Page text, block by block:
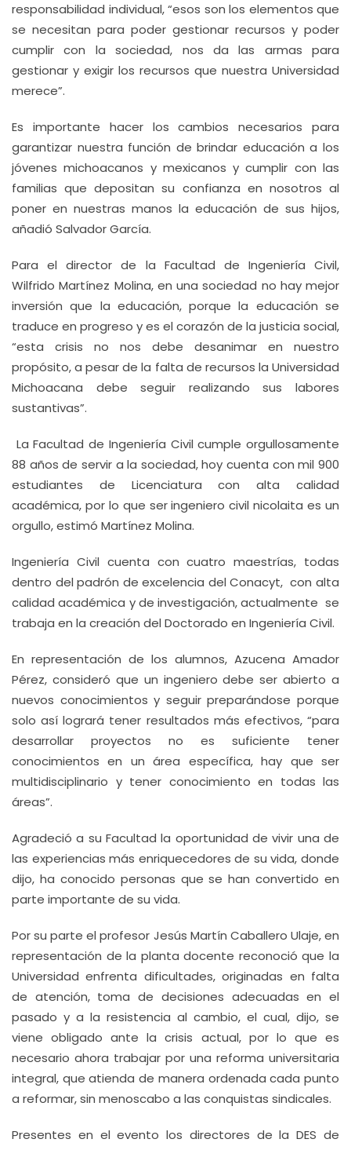
responsabilidad individual, “esos son los elementos que
se necesitan para poder gestionar recursos y poder
cumplir con la sociedad, nos da las armas para
gestionar y exigir los recursos que nuestra Universidad
merece”.
Es importante hacer los cambios necesarios para
garantizar nuestra función de brindar educación a los
jóvenes michoacanos y mexicanos y cumplir con las
familias que depositan su confianza en nosotros al
poner en nuestras manos la educación de sus hijos,
añadió Salvador García.
Para el director de la Facultad de Ingeniería Civil,
Wilfrido Martínez Molina, en una sociedad no hay mejor
inversión que la educación, porque la educación se
traduce en progreso y es el corazón de la justicia social,
“esta crisis no nos debe desanimar en nuestro
propósito, a pesar de la falta de recursos la Universidad
Michoacana debe seguir realizando sus labores
sustantivas”.
La Facultad de Ingeniería Civil cumple orgullosamente
88 años de servir a la sociedad, hoy cuenta con mil 900
estudiantes de Licenciatura con alta calidad
académica, por lo que ser ingeniero civil nicolaita es un
orgullo, estimó Martínez Molina.
Ingeniería Civil cuenta con cuatro maestrías, todas
dentro del padrón de excelencia del Conacyt, con alta
calidad académica y de investigación, actualmente se
trabaja en la creación del Doctorado en Ingeniería Civil.
En representación de los alumnos, Azucena Amador
Pérez, consideró que un ingeniero debe ser abierto a
nuevos conocimientos y seguir preparándose porque
solo así logrará tener resultados más efectivos, “para
desarrollar proyectos no es suficiente tener
conocimientos en un área específica, hay que ser
multidisciplinario y tener conocimiento en todas las
áreas”.
Agradeció a su Facultad la oportunidad de vivir una de
las experiencias más enriquecedores de su vida, donde
dijo, ha conocido personas que se han convertido en
parte importante de su vida.
Por su parte el profesor Jesús Martín Caballero Ulaje, en
representación de la planta docente reconoció que la
Universidad enfrenta dificultades, originadas en falta
de atención, toma de decisiones adecuadas en el
pasado y a la resistencia al cambio, el cual, dijo, se
viene obligado ante la crisis actual, por lo que es
necesario ahora trabajar por una reforma universitaria
integral, que atienda de manera ordenada cada punto
a reformar, sin menoscabo a las conquistas sindicales.
Presentes en el evento los directores de la DES de